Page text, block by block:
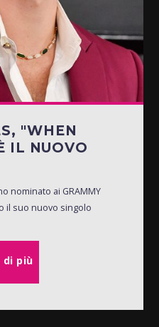
"WHEN
IL NUOVO
nominato ai GRAMMY
il suo nuovo singolo
di più